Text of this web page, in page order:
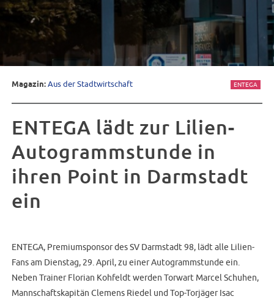
Magazin:Aus der Stadtwirtschaft ENTEGA
ENTEGA lädt zur Lilien-
Autogrammstunde in
ihren Point in Darmstadt
ein
ENTEGA, Premiumsponsor des SV Darmstadt 98, lädt alle Lilien-
Fans am Dienstag, 29. April, zu einer Autogrammstunde ein.
Neben Trainer Florian Kohfeldt werden Torwart Marcel Schuhen,
Mannschaftskapitän Clemens Riedel und Top-Torjäger Isac